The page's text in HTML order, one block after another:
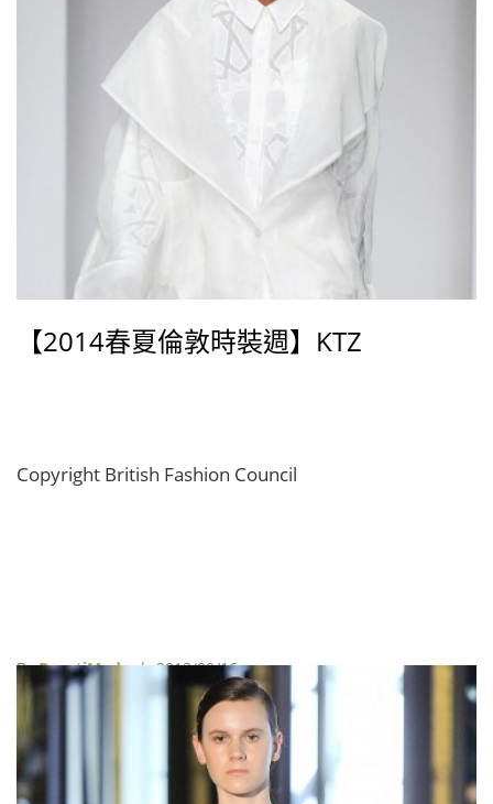
【2014春夏倫敦時裝週】KTZ
Copyright British Fashion Council
ByBeautiMode| 2013/09/16